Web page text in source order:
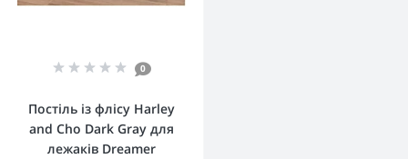
0
Постіль із флісу Harley
and Cho Dark Gray для
лежаків Dreamer